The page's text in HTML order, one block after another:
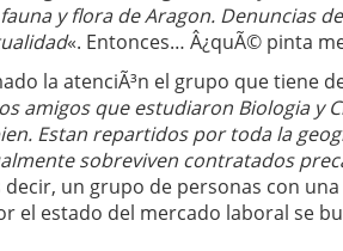
descubren
07/20
qué el 85% de las startups españolas no
ser una de ellas) 2026/02/28
y Madrid: dos formas de
estás buscando tu primera ronda, esto es
y flora de Aragon. Denuncias
«. Entonces… Â¿quÃ© pinta
la atenciÃ³n el grupo que tiene
amigos que estudiaron Biologia y
Estan repartidos por toda la
sobreviven contratados
decir, un grupo de personas con
el estado del mercado laboral se